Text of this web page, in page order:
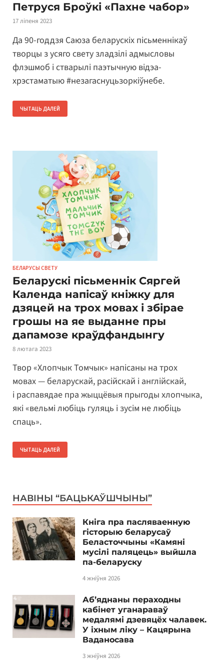
Петруся Броўкі «Пахне чабор»
17 ліпеня 2023
Да 90-годдзя Саюза беларускіх пісьменнікаў
творцы з усяго свету зладзілі адмысловы
флэшмоб і стварылі паэтычную відэа-
хрэстаматыю #незагаснуцьзоркіўнебе.
ЧЫТАЦЬ ДАЛЕЙ
БЕЛАРУСЫ СВЕТУ
Беларускі пісьменнік Сяргей
Календа напісаў кніжку для
дзяцей на трох мовах і збірае
грошы на яе выданне пры
дапамозе краўдфандынгу
8 лютага 2023
Твор «Хлопчык Томчык» напісаны на трох
мовах — беларускай, расійскай і англійскай,
і распавядае пра жыццёвыя прыгоды хлопчыка,
які «вельмі любіць гуляць і зусім не любіць
спаць».
ЧЫТАЦЬ ДАЛЕЙ
НАВІНЫ “БАЦЬКАЎШЧЫНЫ”
Кніга пра пасляваенную
гісторыю беларусаў
Беласточчыны «Камяні
мусілі паляцець» выйшла
па-беларуску
4 жніўня 2026
Аб’яднаны пераходны
кабінет уганараваў
медалямі дзевяцёх чалавек.
У іхным ліку – Кацярына
Ваданосава
3 жніўня 2026